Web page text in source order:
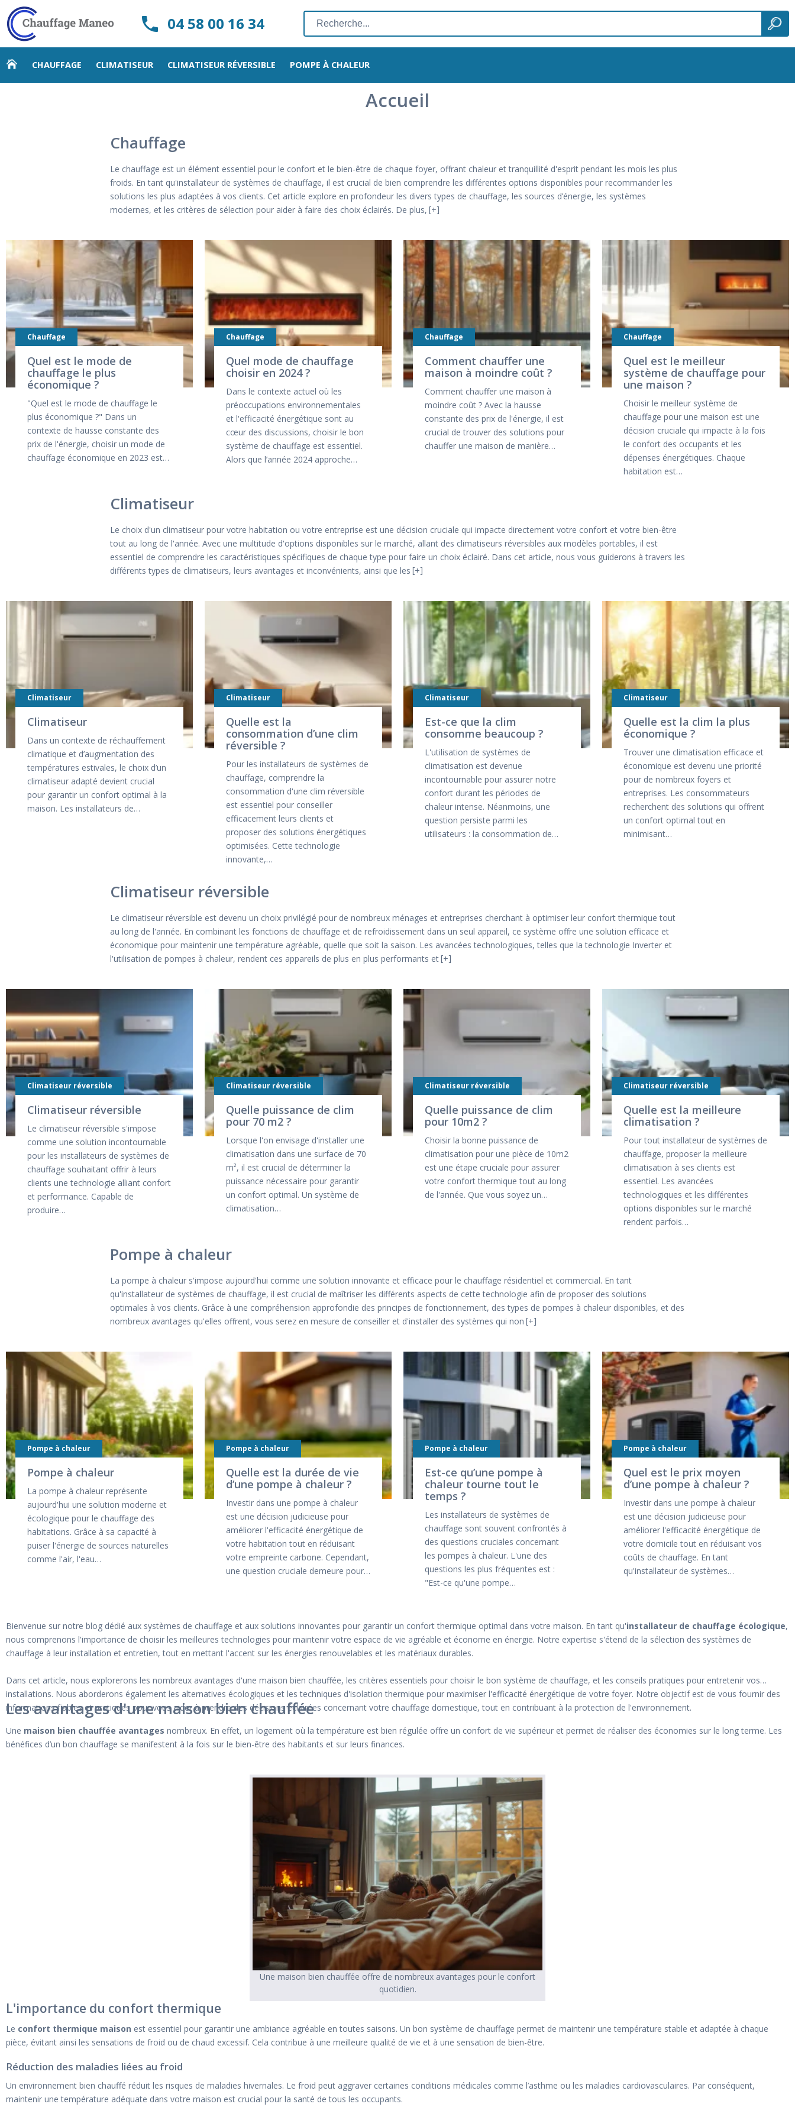
Accueil
Bienvenue sur notre blog dédié aux systèmes de chauffage et aux solutions innovantes pour garantir un confort thermique optimal dans votre maison. En tant qu'installateur de chauffage écologique,
nous comprenons l'importance de choisir les meilleures technologies pour maintenir votre espace de vie agréable et économe en énergie. Notre expertise s'étend de la sélection des systèmes de
chauffage à leur installation et entretien, tout en mettant l'accent sur les énergies renouvelables et les matériaux durables.
Dans cet article, nous explorerons les nombreux avantages d'une maison bien chauffée, les critères essentiels pour choisir le bon système de chauffage, et les conseils pratiques pour entretenir vos
installations. Nous aborderons également les alternatives écologiques et les techniques d'isolation thermique pour maximiser l'efficacité énergétique de votre foyer. Notre objectif est de vous fournir des
informations fiables et pratiques pour vous aider à prendre des décisions éclairées concernant votre chauffage domestique, tout en contribuant à la protection de l'environnement.
Les avantages d'une maison bien chauffée
Une maison bien chauffée avantages nombreux. En effet, un logement où la température est bien régulée offre un confort de vie supérieur et permet de réaliser des économies sur le long terme. Les
bénéfices d’un bon chauffage se manifestent à la fois sur le bien-être des habitants et sur leurs finances.
Une maison bien chauffée offre de nombreux avantages pour le confort
quotidien.
L'importance du confort thermique
Le confort thermique maison est essentiel pour garantir une ambiance agréable en toutes saisons. Un bon système de chauffage permet de maintenir une température stable et adaptée à chaque
pièce, évitant ainsi les sensations de froid ou de chaud excessif. Cela contribue à une meilleure qualité de vie et à une sensation de bien-être.
Réduction des maladies liées au froid
Un environnement bien chauffé réduit les risques de maladies hivernales. Le froid peut aggraver certaines conditions médicales comme l’asthme ou les maladies cardiovasculaires. Par conséquent,
maintenir une température adéquate dans votre maison est crucial pour la santé de tous les occupants.
Chauffage
Le chauffage est un élément essentiel pour le confort et le bien-être de chaque foyer, offrant chaleur et tranquillité d'esprit pendant les mois les plus
froids. En tant qu'installateur de systèmes de chauffage, il est crucial de bien comprendre les différentes options disponibles pour recommander les
solutions les plus adaptées à vos clients. Cet article explore en profondeur les divers types de chauffage, les sources d’énergie, les systèmes
modernes, et les critères de sélection pour aider à faire des choix éclairés. De plus, +
Chauffage
Quel est le mode de
chauffage le plus
économique ?
"Quel est le mode de chauffage le
plus économique ?" Dans un
contexte de hausse constante des
prix de l'énergie, choisir un mode de
chauffage économique en 2023 est…
Chauffage
Quel mode de chauffage
choisir en 2024 ?
Dans le contexte actuel où les
préoccupations environnementales
et l'efficacité énergétique sont au
cœur des discussions, choisir le bon
système de chauffage est essentiel.
Alors que l’année 2024 approche…
Chauffage
Comment chauffer une
maison à moindre coût ?
Comment chauffer une maison à
moindre coût ? Avec la hausse
constante des prix de l'énergie, il est
crucial de trouver des solutions pour
chauffer une maison de manière…
Chauffage
Quel est le meilleur
système de chauffage pour
une maison ?
Choisir le meilleur système de
chauffage pour une maison est une
décision cruciale qui impacte à la fois
le confort des occupants et les
dépenses énergétiques. Chaque
habitation est…
Climatiseur
Le choix d'un climatiseur pour votre habitation ou votre entreprise est une décision cruciale qui impacte directement votre confort et votre bien-être
tout au long de l'année. Avec une multitude d'options disponibles sur le marché, allant des climatiseurs réversibles aux modèles portables, il est
essentiel de comprendre les caractéristiques spécifiques de chaque type pour faire un choix éclairé. Dans cet article, nous vous guiderons à travers les
différents types de climatiseurs, leurs avantages et inconvénients, ainsi que les +
Climatiseur
Climatiseur
Dans un contexte de réchauffement
climatique et d’augmentation des
températures estivales, le choix d’un
climatiseur adapté devient crucial
pour garantir un confort optimal à la
maison. Les installateurs de…
Climatiseur
Quelle est la
consommation d’une clim
réversible ?
Pour les installateurs de systèmes de
chauffage, comprendre la
consommation d'une clim réversible
est essentiel pour conseiller
efficacement leurs clients et
proposer des solutions énergétiques
optimisées. Cette technologie
innovante,…
Climatiseur
Est-ce que la clim
consomme beaucoup ?
L'utilisation de systèmes de
climatisation est devenue
incontournable pour assurer notre
confort durant les périodes de
chaleur intense. Néanmoins, une
question persiste parmi les
utilisateurs : la consommation de…
Climatiseur
Quelle est la clim la plus
économique ?
Trouver une climatisation efficace et
économique est devenu une priorité
pour de nombreux foyers et
entreprises. Les consommateurs
recherchent des solutions qui offrent
un confort optimal tout en
minimisant…
Climatiseur réversible
Le climatiseur réversible est devenu un choix privilégié pour de nombreux ménages et entreprises cherchant à optimiser leur confort thermique tout
au long de l'année. En combinant les fonctions de chauffage et de refroidissement dans un seul appareil, ce système offre une solution efficace et
économique pour maintenir une température agréable, quelle que soit la saison. Les avancées technologiques, telles que la technologie Inverter et
l'utilisation de pompes à chaleur, rendent ces appareils de plus en plus performants et +
Climatiseur réversible
Climatiseur réversible
Le climatiseur réversible s'impose
comme une solution incontournable
pour les installateurs de systèmes de
chauffage souhaitant offrir à leurs
clients une technologie alliant confort
et performance. Capable de
produire…
Climatiseur réversible
Quelle puissance de clim
pour 70 m2 ?
Lorsque l'on envisage d'installer une
climatisation dans une surface de 70
m², il est crucial de déterminer la
puissance nécessaire pour garantir
un confort optimal. Un système de
climatisation…
Climatiseur réversible
Quelle puissance de clim
pour 10m2 ?
Choisir la bonne puissance de
climatisation pour une pièce de 10m2
est une étape cruciale pour assurer
votre confort thermique tout au long
de l'année. Que vous soyez un…
Climatiseur réversible
Quelle est la meilleure
climatisation ?
Pour tout installateur de systèmes de
chauffage, proposer la meilleure
climatisation à ses clients est
essentiel. Les avancées
technologiques et les différentes
options disponibles sur le marché
rendent parfois…
Pompe à chaleur
La pompe à chaleur s'impose aujourd'hui comme une solution innovante et efficace pour le chauffage résidentiel et commercial. En tant
qu'installateur de systèmes de chauffage, il est crucial de maîtriser les différents aspects de cette technologie afin de proposer des solutions
optimales à vos clients. Grâce à une compréhension approfondie des principes de fonctionnement, des types de pompes à chaleur disponibles, et des
nombreux avantages qu'elles offrent, vous serez en mesure de conseiller et d'installer des systèmes qui non +
Pompe à chaleur
Pompe à chaleur
La pompe à chaleur représente
aujourd'hui une solution moderne et
écologique pour le chauffage des
habitations. Grâce à sa capacité à
puiser l'énergie de sources naturelles
comme l'air, l'eau…
Pompe à chaleur
Quelle est la durée de vie
d’une pompe à chaleur ?
Investir dans une pompe à chaleur
est une décision judicieuse pour
améliorer l'efficacité énergétique de
votre habitation tout en réduisant
votre empreinte carbone. Cependant,
une question cruciale demeure pour…
Pompe à chaleur
Est-ce qu’une pompe à
chaleur tourne tout le
temps ?
Les installateurs de systèmes de
chauffage sont souvent confrontés à
des questions cruciales concernant
les pompes à chaleur. L'une des
questions les plus fréquentes est :
"Est-ce qu'une pompe…
Pompe à chaleur
Quel est le prix moyen
d’une pompe à chaleur ?
Investir dans une pompe à chaleur
est une décision judicieuse pour
améliorer l'efficacité énergétique de
votre domicile tout en réduisant vos
coûts de chauffage. En tant
qu'installateur de systèmes…
04 58 00 16 34
Rechercher
CHAUFFAGE CLIMATISEUR CLIMATISEUR RÉVERSIBLE POMPE À CHALEUR